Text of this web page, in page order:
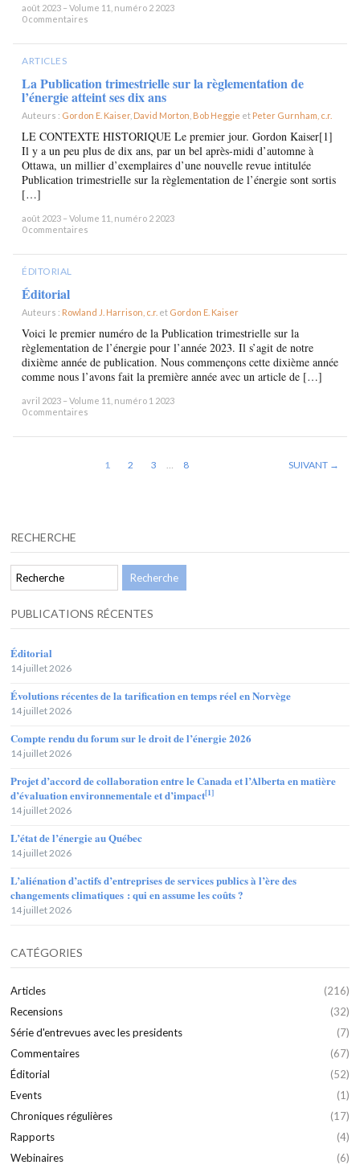
août 2023 – Volume 11, numéro 2 2023
0 commentaires
ARTICLES
La Publication trimestrielle sur la règlementation de
l’énergie atteint ses dix ans
Auteurs : Gordon E. Kaiser, David Morton Bob Heggie et Peter Gurnham, c.r.
LE CONTEXTE HISTORIQUE Le premier jour. Gordon Kaiser[1]
Il y a un peu plus de dix ans, par un bel après-midi d’automne à
Ottawa, un millier d’exemplaires d’une nouvelle revue intitulée
Publication trimestrielle sur la règlementation de l’énergie sont sortis
[…]
août 2023 – Volume 11, numéro 2 2023
0 commentaires
ÉDITORIAL
Éditorial
Auteurs : Rowland J. Harrison, c.r. et Gordon E. Kaiser
Voici le premier numéro de la Publication trimestrielle sur la
règlementation de l’énergie pour l’année 2023. Il s’agit de notre
dixième année de publication. Nous commençons cette dixième année
comme nous l’avons fait la première année avec un article de […]
avril 2023 – Volume 11, numéro 1 2023
0 commentaires
1 2 3 … 8 SUIVANT →
RECHERCHE
PUBLICATIONS RÉCENTES
Éditorial
14 juillet 2026
Évolutions récentes de la tarification en temps réel en Norvège
14 juillet 2026
Compte rendu du forum sur le droit de l’énergie 2026
14 juillet 2026
Projet d’accord de collaboration entre le Canada et l’Alberta en matière
d’évaluation environnementale et d’impact[1]
14 juillet 2026
L’état de l’énergie au Québec
14 juillet 2026
L’aliénation d’actifs d’entreprises de services publics à l’ère des
changements climatiques : qui en assume les coûts ?
14 juillet 2026
CATÉGORIES
Articles
(216)
Recensions
(32)
Série d'entrevues avec les presidents
(7)
Commentaires
(67)
Éditorial
(52)
Events
(1)
Chroniques régulières
(17)
Rapports
(4)
Webinaires
(6)